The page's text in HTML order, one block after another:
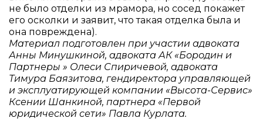
не было отделки из мрамора, но сосед покажет
его осколки и заявит, что такая отделка была и
она повреждена).
Материал подготовлен при участии адвоката
Анны Минушкиной, адвоката АК «Бородин и
Партнеры » Олеси Спиричевой, адвоката
Тимура Баязитова, гендиректора управляющей
и эксплуатирующей компании «Высота-Сервис»
Ксении Шанкиной, партнера «Первой
юридической сети» Павла Курлата.